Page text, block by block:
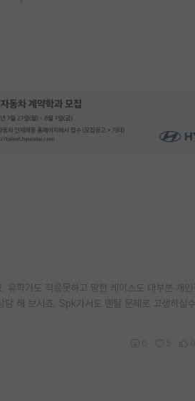
유학가도 적응못하고 망한 케이스도 대부분 개
해 보시죠. Spk가서도 멘탈 문제로 고생하실